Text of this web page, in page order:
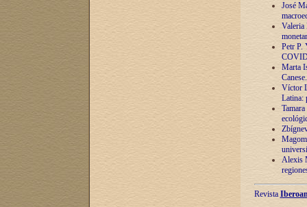
José
Valeria
Petr P.
Marta
Víctor
Latina:
Alexis
Revista